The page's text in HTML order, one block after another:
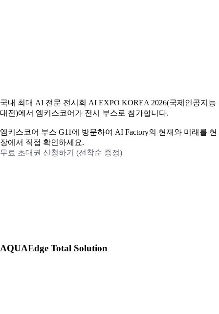
국내 최대 AI 전문 전시회 AI EXPO KOREA 2026(국제인공지능
대전)에서 엠키스코어가 전시 부스로 참가합니다.
엠키스코어 부스 G11에 방문하여 AI Factory의 현재와 미래를 현
장에서 직접 확인하세요.
무료 초대권 신청하기 (선착순 증정)
AQUAEdge Total Solution